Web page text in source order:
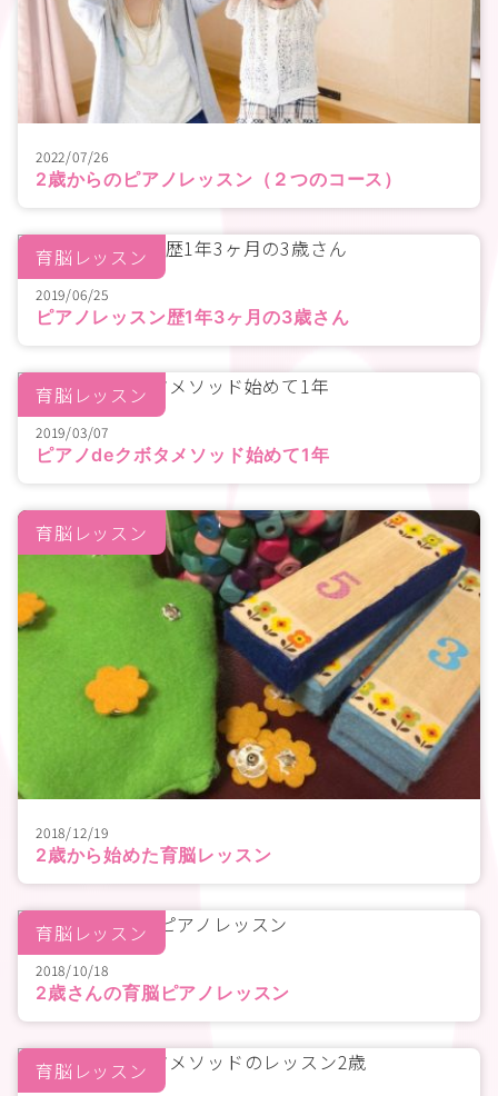
2022/07/26
2歳からのピアノレッスン（２つのコース）
2019/06/25
ピアノレッスン歴1年3ヶ月の3歳さん
育脳レッスン
2019/03/07
ピアノdeクボタメソッド始めて1年
育脳レッスン
2018/12/19
2歳から始めた育脳レッスン
育脳レッスン
2018/10/18
2歳さんの育脳ピアノレッスン
育脳レッスン
育脳レッスン